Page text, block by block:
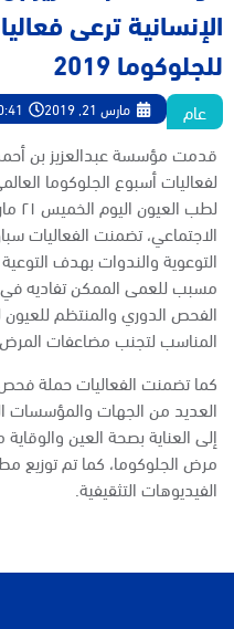
الإنسانية ترعى
للجلوكوما 2019
عام مارس 21, 2019
قدمت مؤسسة عبدالعزيز بن أحمد
لفعاليات أسبوع الجلوكوما
الاجتماعي، تضمنت الفعاليات
التوعوية والندوات بهدف
مسبب للعمى الممكن تفاديه في
الفحص الدوري والمنتظم
المناسب لتجنب مضاعفات
كما تضمنت الفعاليات حملة
العديد من الجهات والمؤسسات
إلى العناية بصحة العين
مرض الجلوكوما، كما تم توزيع
الفيديوهات التثقيفية.